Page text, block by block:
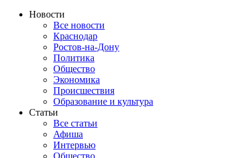
Новости
Все новости
Краснодар
Ростов-на-Дону
Политика
Общество
Экономика
Происшествия
Образование и культура
Статьи
Все статьи
Афиша
Интервью